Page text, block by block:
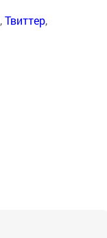
,Твиттер,